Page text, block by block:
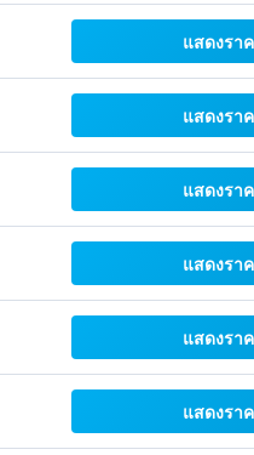
แสดงรา
แสดงรา
แสดงรา
แสดงรา
แสดงรา
แสดงรา